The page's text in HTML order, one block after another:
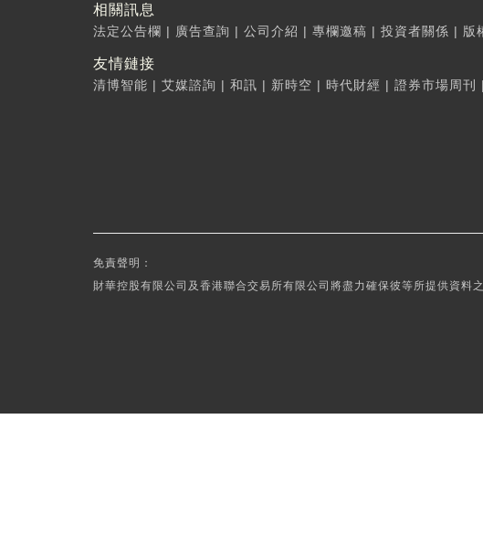
相關訊息
法定公告欄 | 廣告查詢 | 公司介紹 | 專欄邀稿 | 投資者關係 | 版
友情鏈接
清博智能 | 艾媒諮詢 | 和訊 | 新時空 | 時代財經 | 證券市場周刊 |
免責聲明：
財華控股有限公司及香港聯合交易所有限公司將盡力確保彼等所提供資料